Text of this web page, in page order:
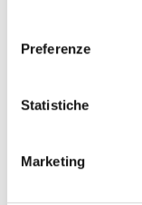
Preferenze
Statistiche
Marketing